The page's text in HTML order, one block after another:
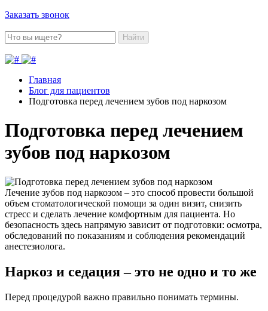
Заказать звонок
Найти
Главная
Блог для пациентов
Подготовка перед лечением зубов под наркозом
Подготовка перед лечением
зубов под наркозом
Лечение зубов под наркозом – это способ провести большой
объем стоматологической помощи за один визит, снизить
стресс и сделать лечение комфортным для пациента. Но
безопасность здесь напрямую зависит от подготовки: осмотра,
обследований по показаниям и соблюдения рекомендаций
анестезиолога.
Наркоз и седация – это не одно и то же
Перед процедурой важно правильно понимать термины.